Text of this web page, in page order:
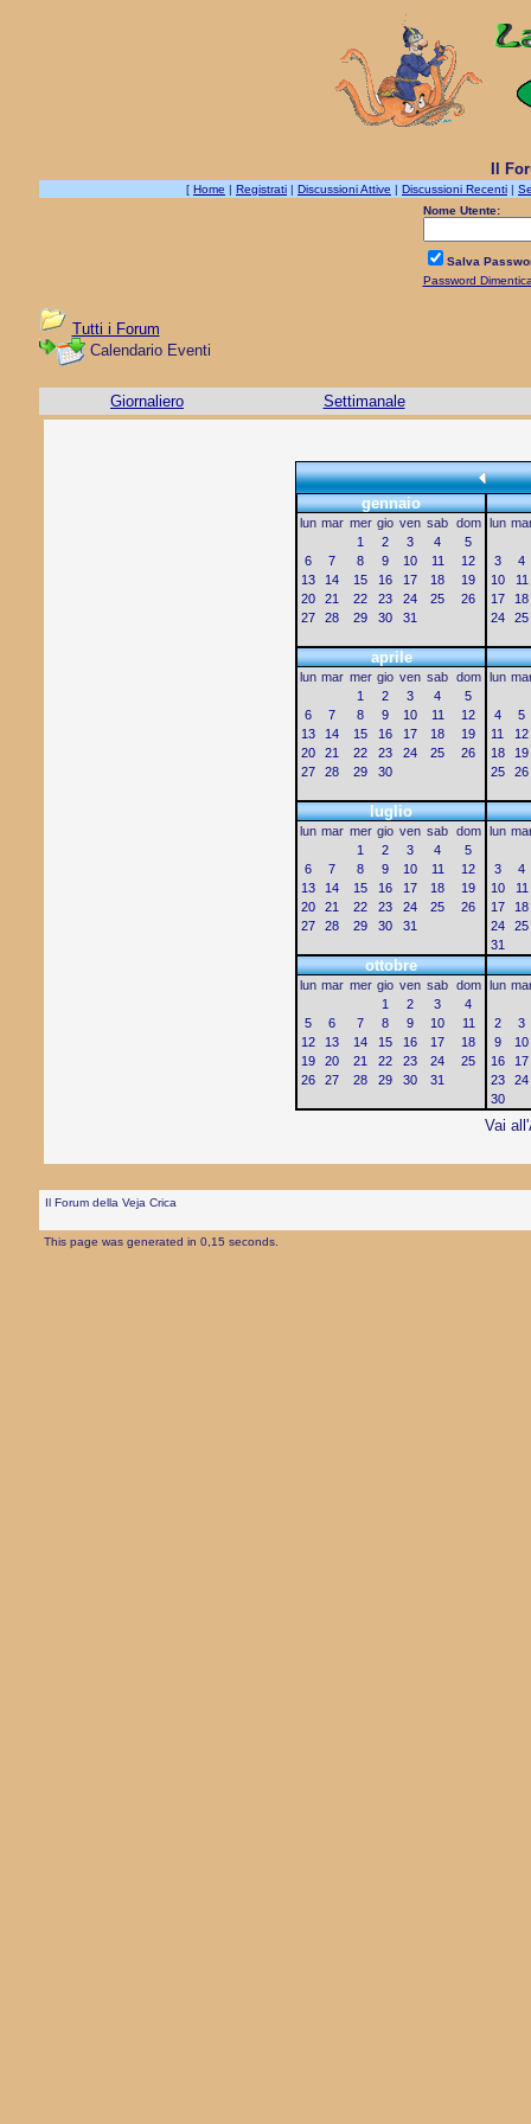
Il
[ Home | Registrati | Discussioni Attive | Discussioni Recenti |
Nome Utente:
Salva
Password
Tutti i Forum
Calendario Eventi
Giornaliero Settimanale
gennaio
lun mar mer gio ven sab dom
1
2 3 4
5
6
7 8 9 10 11
12
13
14 15 16 17 18
19
20
21 22 23 24 25
26
27
28 29 30 31
lun
3
4
10
11
17
18
24
25
aprile
lun mar mer gio ven sab dom
1
2 3 4
5
6
7 8 9 10 11
12
13
14 15 16 17 18
19
20
21 22 23 24 25
26
27
28 29 30
lun
4
5
11
12
18
19
25
26
luglio
lun mar mer gio ven sab dom
1
2 3 4
5
6
7 8 9 10 11
12
13
14 15 16 17 18
19
20
21 22 23 24 25
26
27
28 29 30 31
lun
3
4
10
11
17
18
24
25
31
ottobre
lun mar mer gio ven sab dom
1
2 3
4
5
6 7 8 9 10
11
12
13 14 15 16 17
18
19
20 21 22 23 24
25
26
27 28 29 30 31
lun
2
3
9
10
16
17
23
24
30
Vai
Il Forum della Veja Crica
This page was generated in 0,15 seconds.